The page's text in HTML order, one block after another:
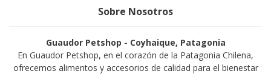
Sobre Nosotros
Guaudor Petshop - Coyhaique, Patagonia
En Guaudor Petshop, en el corazón de la Patagonia Chilena,
ofrecemos alimentos y accesorios de calidad para el bienestar